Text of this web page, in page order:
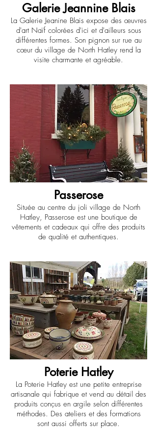
Galerie Jeannine Blais
La Galerie Jeanine Blais expose des œuvres
d'art Naïf colorées d'ici et d'ailleurs sous
différentes formes. Son pignon sur rue au
cœur du village de North Hatley rend la
visite charmante et agréable.
Passerose
Située au centre du joli village de North
Hatley, Passerose est une boutique de
vêtements et cadeaux qui offre des produits
de qualité et authentiques.
Poterie Hatley
La Poterie Hatley est une petite entreprise
artisanale qui fabrique et vend au détail des
produits conçus en argile selon différentes
méthodes. Des ateliers et des formations
sont aussi offerts sur place.